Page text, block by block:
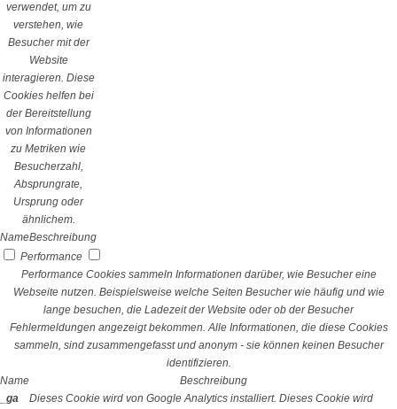
verwendet, um zu
verstehen, wie
Besucher mit der
Website
interagieren. Diese
Cookies helfen bei
der Bereitstellung
von Informationen
zu Metriken wie
Besucherzahl,
Absprungrate,
Ursprung oder
ähnlichem.
NameBeschreibung
Performance
Performance Cookies sammeln Informationen darüber, wie Besucher eine
Webseite nutzen. Beispielsweise welche Seiten Besucher wie häufig und wie
lange besuchen, die Ladezeit der Website oder ob der Besucher
Fehlermeldungen angezeigt bekommen. Alle Informationen, die diese Cookies
sammeln, sind zusammengefasst und anonym - sie können keinen Besucher
identifizieren.
Name
Beschreibung
_ga
Dieses Cookie wird von Google Analytics installiert. Dieses Cookie wird